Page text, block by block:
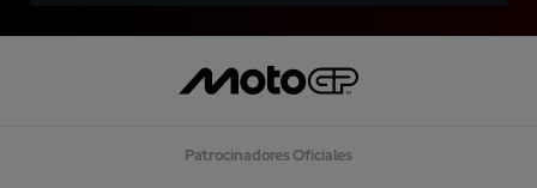
Patrocinadores Oficiales